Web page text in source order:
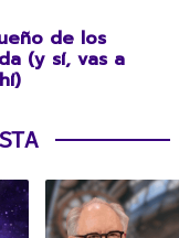
de los
(y sí, vas a